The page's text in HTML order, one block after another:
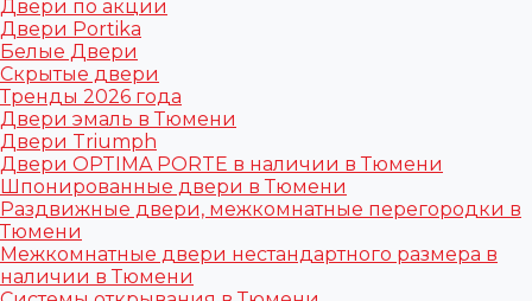
Двери по акции
Двери Portika
Белые Двери
Скрытые двери
Тренды 2026 года
Двери эмаль в Тюмени
Двери Triumph
Двери OPTIMA PORTE в наличии в Тюмени
Шпонированные двери в Тюмени
Раздвижные двери, межкомнатные перегородки в
Тюмени
Межкомнатные двери нестандартного размера в
наличии в Тюмени